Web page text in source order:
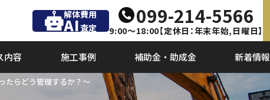
解体費用
AI査定 099-214-5566
9:00～18:00【定休日：年末年始,日曜日】
内容 施工事例 補助金・助成金 新着情報
たらどう管理するか？～